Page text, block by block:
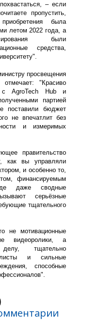
– если
пропустить,
была
летом 2022 года, а
были
средства,
просвещения
"Красиво
с AgroTech Hub и
партией
поставили бюджет
не впечатлит без
и измеримых
правительство
как вы управляли
и особенно то,
финансируемым
даже сводные
серьёзные
тщательного
не мотивационные
видеоролики, а
тщательно
и сильные
способные